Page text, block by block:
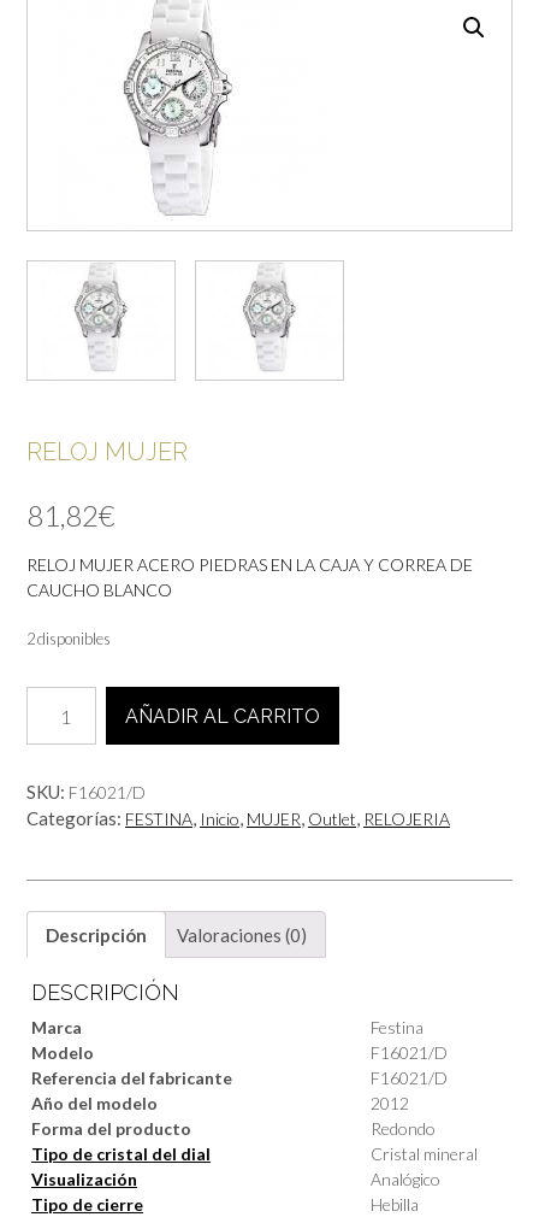
RELOJ MUJER
81,82€
RELOJ MUJER ACERO PIEDRAS EN LA CAJA Y CORREA DE
CAUCHO BLANCO
2 disponibles
MUJER
cantidad
AÑADIR AL CARRITO
SKU: F16021/D
Categorías: FESTINA, Inicio, MUJER, Outlet, RELOJERIA
Descripción Valoraciones (0)
DESCRIPCIÓN
Marca
Festina
Modelo
F16021/D
Referencia del fabricante
F16021/D
Año del modelo
2012
Forma del producto
Redondo
Tipo de cristal del dial
Cristal mineral
Visualización
Analógico
Tipo de cierre
Hebilla